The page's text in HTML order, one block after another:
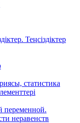
Теңсіздіктер
статистика
переменной.
неравенств